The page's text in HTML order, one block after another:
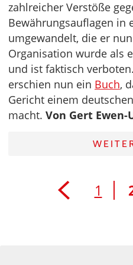
zahlreicher Verstöße
Bewährungsauflagen in
umgewandelt, die er
Organisation wurde als
und ist faktisch
erschien nun ein Buch,
Gericht einem
macht. Von Gert Ewen-
1